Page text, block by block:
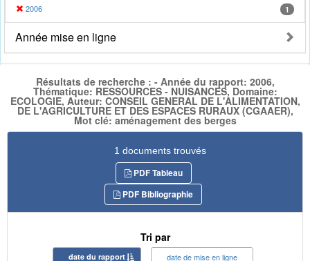
2006 1
Année mise en ligne
Résultats de recherche : - Année du rapport: 2006,
Thématique: RESSOURCES - NUISANCES, Domaine:
ECOLOGIE, Auteur: CONSEIL GENERAL DE L'ALIMENTATION,
DE L'AGRICULTURE ET DES ESPACES RURAUX (CGAAER),
Mot clé: aménagement des berges
1 documents trouvés
PDF Tableau
PDF Bibliographie
Tri par
date du rapport date de mise en ligne